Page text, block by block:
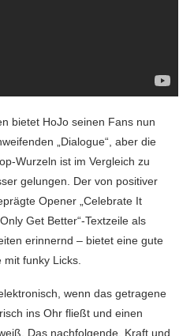
bietet HoJo seinen Fans nun
„Dialogue“, aber die
Wurzeln ist im Vergleich zu
gelungen. Der von positiver
Opener „Celebrate It
Get Better“-Textzeile als
erinnernd – bietet eine gute
mit funky Licks.
wenn das getragene
ins Ohr fließt und einen
Das nachfolgende, Kraft und